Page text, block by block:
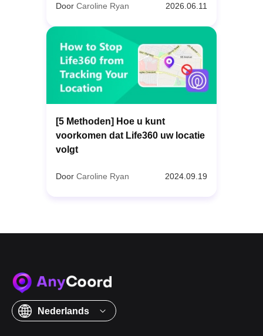
Door Caroline Ryan 2026.06.11
[5 Methoden] Hoe u kunt
voorkomen dat Life360 uw locatie
volgt
Door Caroline Ryan 2024.09.19
Nederlands